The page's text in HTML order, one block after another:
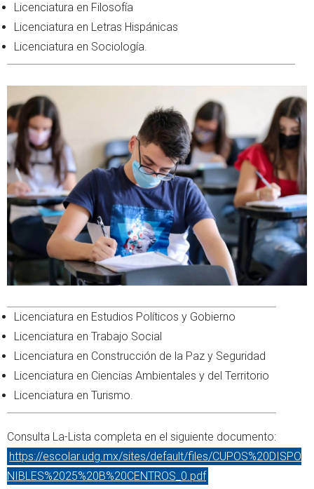
Licenciatura en Filosofía
Licenciatura en Letras Hispánicas
Licenciatura en Sociología.
Licenciatura en Estudios Políticos y Gobierno
Licenciatura en Trabajo Social
Licenciatura en Construcción de la Paz y Seguridad
Licenciatura en Ciencias Ambientales y del Territorio
Licenciatura en Turismo.
Consulta La-Lista completa en el siguiente documento:
https://escolar.udg.mx/sites/default/files/CUPOS%20DISPO
NIBLES%2025%20B%20CENTROS_0.pdf